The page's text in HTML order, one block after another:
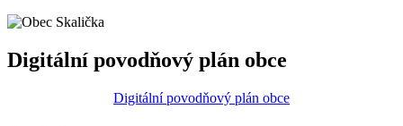
Digitální povodňový plán obce
Digitální povodňový plán obce